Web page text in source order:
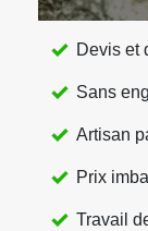
Devis et
Sans
Artisan
Prix
Travail